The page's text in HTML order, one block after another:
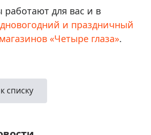
для вас и в
и праздничный
«Четыре глаза».
списку